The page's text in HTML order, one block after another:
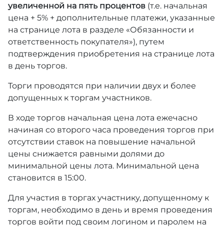
увеличенной на пять процентов (т.е. начальная
цена + 5% + дополнительные платежи, указанные
на странице лота в разделе «Обязанности и
ответственность покупателя»), путем
подтверждения приобретения на странице лота
в день торгов.
Торги проводятся при наличии двух и более
допущенных к торгам участников.
В ходе торгов начальная цена лота ежечасно
начиная со второго часа проведения торгов при
отсутствии ставок на повышение начальной
цены снижается равными долями до
минимальной цены лота. Минимальной цена
становится в 15:00.
Для участия в торгах участнику, допущенному к
торгам, необходимо в день и время проведения
торгов войти под своим логином и паролем на